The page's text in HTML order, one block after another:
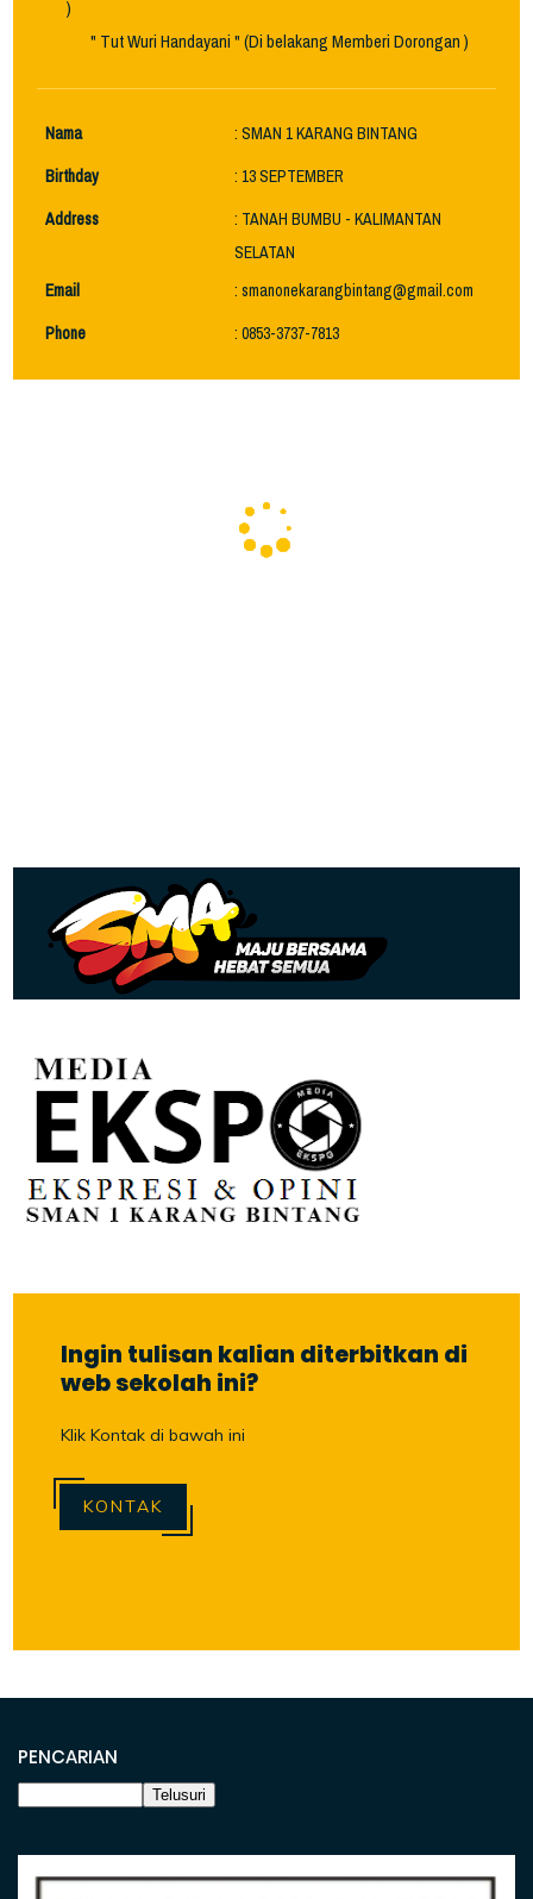
)
" Tut Wuri Handayani " (Di belakang Memberi Dorongan )
Nama
: SMAN 1 KARANG BINTANG
Birthday
: 13 SEPTEMBER
Address
: TANAH BUMBU - KALIMANTAN
SELATAN
Email
: smanonekarangbintang@gmail.com
Phone
: 0853-3737-7813
Ingin tulisan kalian diterbitkan di
web sekolah ini?
Klik Kontak di bawah ini
KONTAK
PENCARIAN